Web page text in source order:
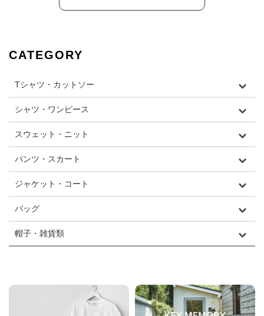
CATEGORY
Tシャツ・カットソー
シャツ・ワンピース
スウェット・ニット
パンツ・スカート
ジャケット・コート
バッグ
帽子・雑貨類